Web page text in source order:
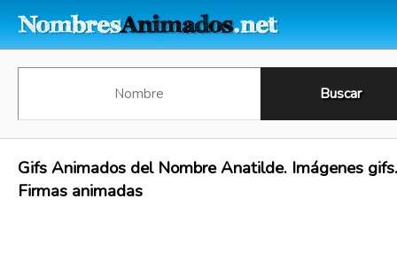
Gifs Animados del Nombre Anatilde. Imágenes gifs.
Firmas animadas